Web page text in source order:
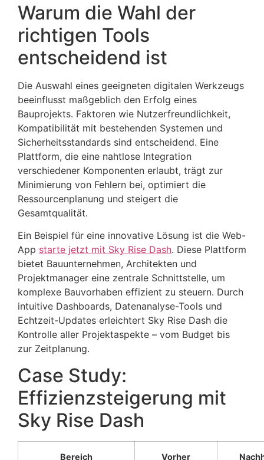
Warum die Wahl der
richtigen Tools
entscheidend ist
Die Auswahl eines geeigneten digitalen Werkzeugs
beeinflusst maßgeblich den Erfolg eines
Bauprojekts. Faktoren wie Nutzerfreundlichkeit,
Kompatibilität mit bestehenden Systemen und
Sicherheitsstandards sind entscheidend. Eine
Plattform, die eine nahtlose Integration
verschiedener Komponenten erlaubt, trägt zur
Minimierung von Fehlern bei, optimiert die
Ressourcenplanung und steigert die
Gesamtqualität.
Ein Beispiel für eine innovative Lösung ist die Web-
App starte jetzt mit Sky Rise Dash. Diese Plattform
bietet Bauunternehmen, Architekten und
Projektmanager eine zentrale Schnittstelle, um
komplexe Bauvorhaben effizient zu steuern. Durch
intuitive Dashboards, Datenanalyse-Tools und
Echtzeit-Updates erleichtert Sky Rise Dash die
Kontrolle aller Projektaspekte – vom Budget bis
zur Zeitplanung.
Case Study:
Effizienzsteigerung mit
Sky Rise Dash
Bereich Vorher